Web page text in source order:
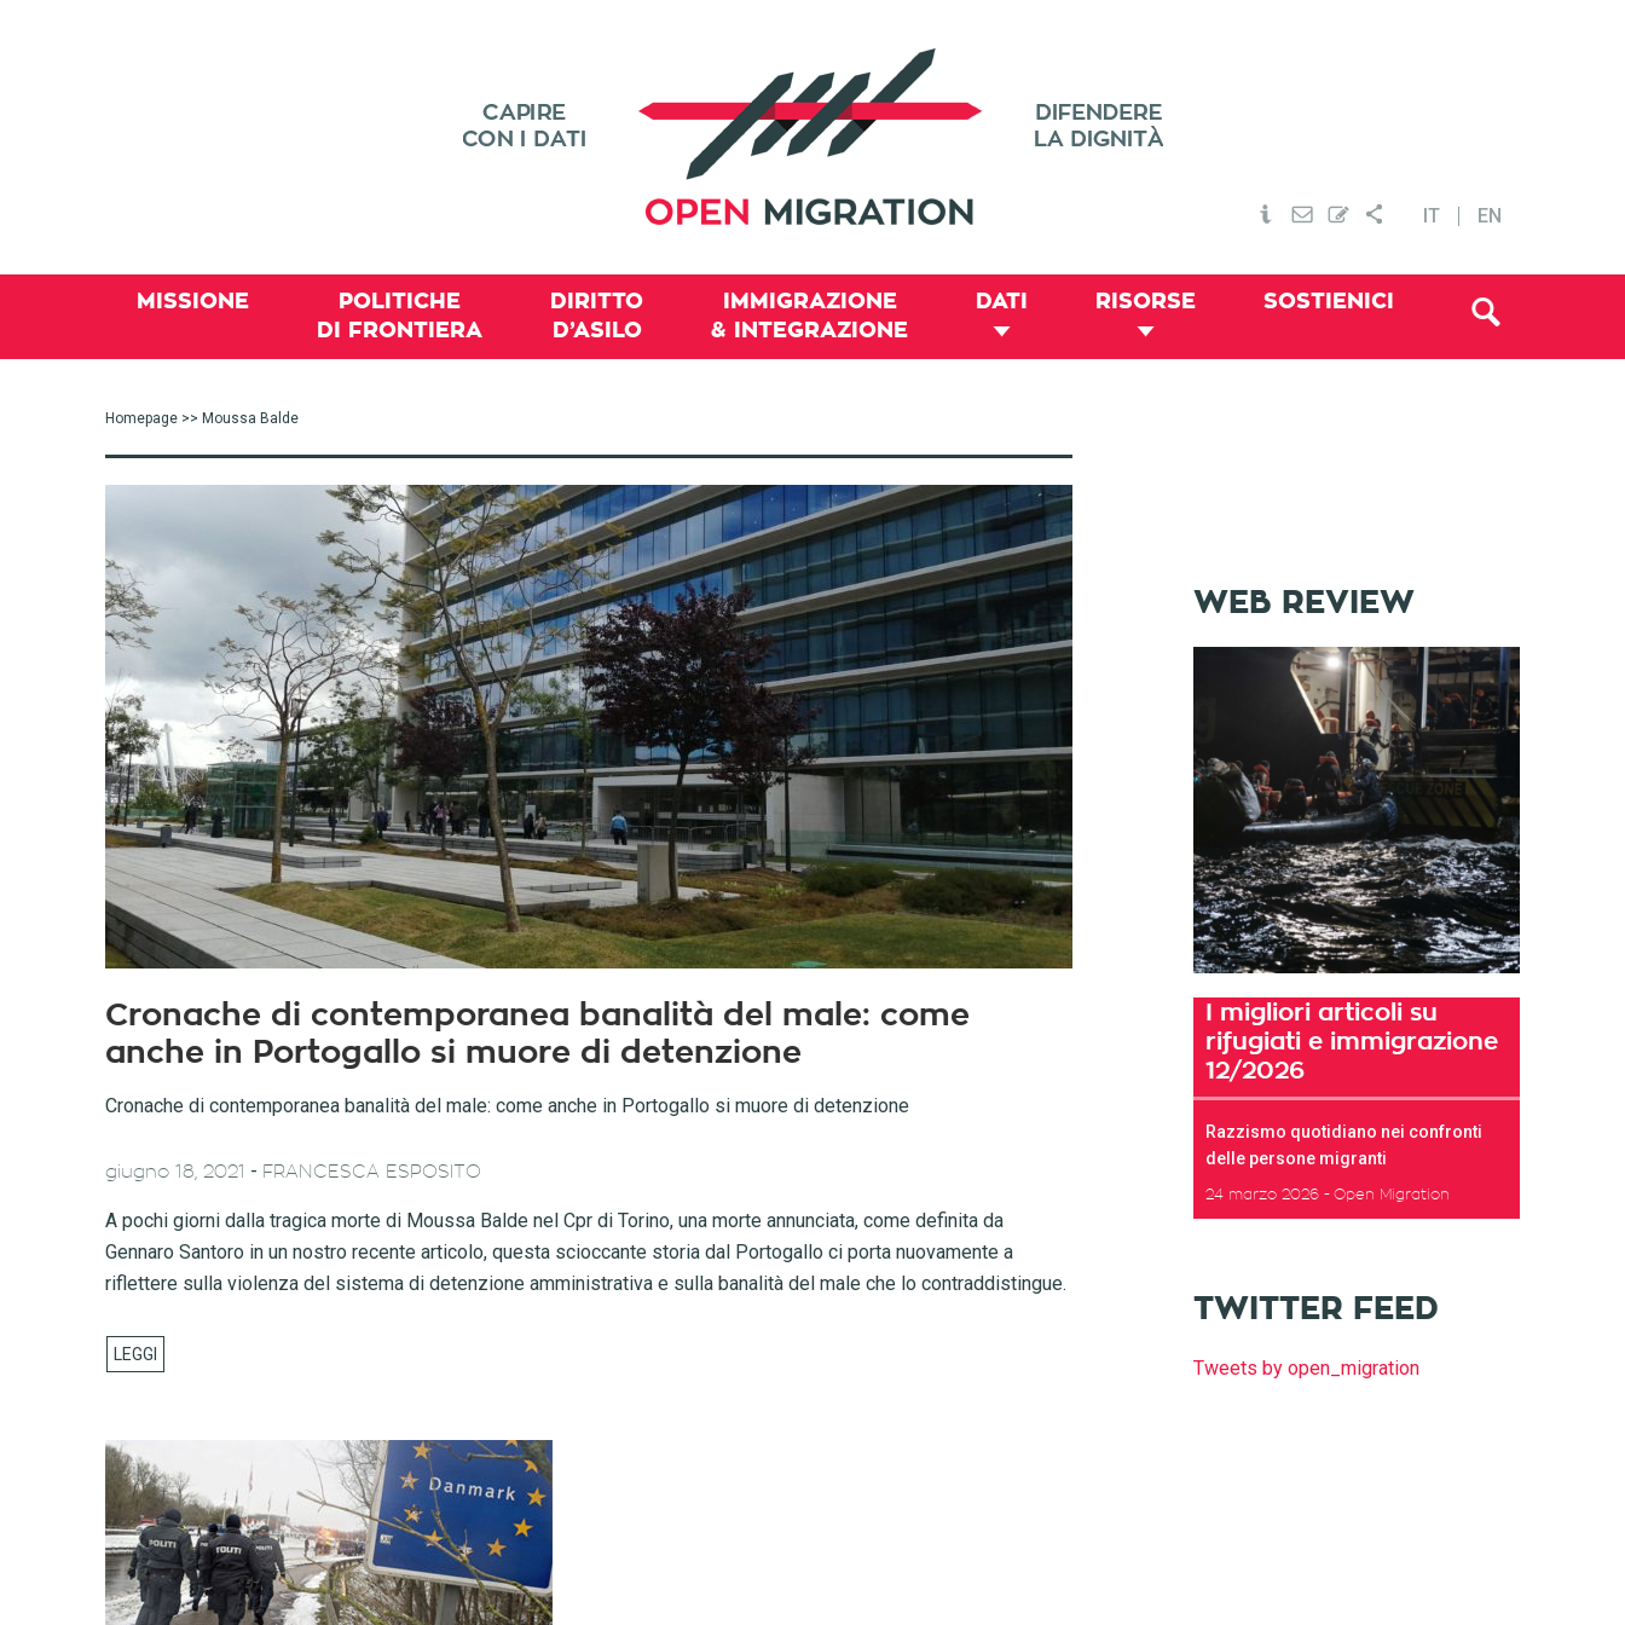
IT EN
MISSIONE
POLITICHE
DI FRONTIERA
DIRITTO
D’ASILO
IMMIGRAZIONE
& INTEGRAZIONE
DATI RISORSE SOSTIENICI
Homepage >> Moussa Balde
Cronache di contemporanea banalità del male: come
anche in Portogallo si muore di detenzione
Cronache di contemporanea banalità del male: come anche in Portogallo si muore di detenzione
giugno 18, 2021 - FRANCESCA ESPOSITO
A pochi giorni dalla tragica morte di Moussa Balde nel Cpr di Torino, una morte annunciata, come definita da
Gennaro Santoro in un nostro recente articolo, questa scioccante storia dal Portogallo ci porta nuovamente a
riflettere sulla violenza del sistema di detenzione amministrativa e sulla banalità del male che lo contraddistingue.
WEB REVIEW
I migliori articoli su
rifugiati e immigrazione
12/2026
Razzismo quotidiano nei confronti
delle persone migranti
24 marzo 2026 Open Migration
TWITTER FEED
Tweets by open_migration